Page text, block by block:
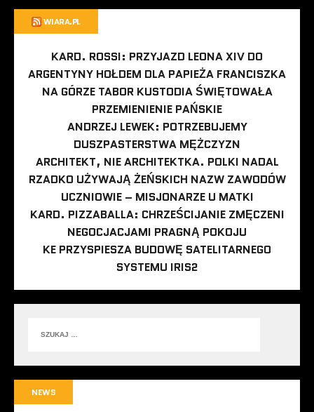
WIARA.PL
KARD. ROSSI: PRZYJAZD LEONA XIV DO
ARGENTYNY HOŁDEM DLA PAPIEŻA FRANCISZKA
NA GÓRZE TABOR KUSTODIA ŚWIĘTOWAŁA
PRZEMIENIENIE PAŃSKIE
ANDRZEJ LEWEK: POTRZEBUJEMY
DUSZPASTERSTWA MĘŻCZYZN
ARCHITEKT, NIE ARCHITEKTKA. POLKI NADAL
RZADKO UŻYWAJĄ ŻEŃSKICH NAZW ZAWODÓW
UCZNIOWIE – MISJONARZE U MATKI
KARD. PIZZABALLA: CHRZEŚCIJANIE ZMĘCZENI
NEGOCJACJAMI PRAGNĄ POKOJU
KE PRZYSPIESZA BUDOWĘ SATELITARNEGO
SYSTEMU IRIS2
NEWS